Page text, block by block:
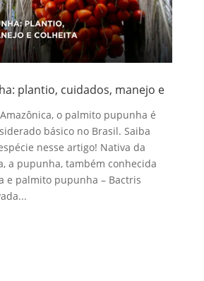
plantio, cuidados, manejo e
o palmito pupunha é
básico no Brasil. Saiba
nesse artigo! Nativa da
a pupunha, também conhecida
e palmito pupunha – Bactris